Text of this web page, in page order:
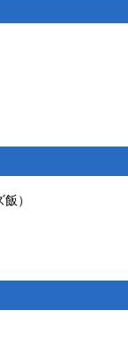
）